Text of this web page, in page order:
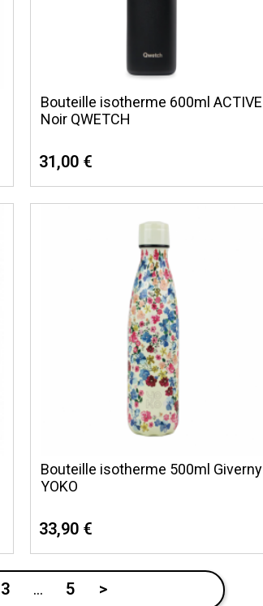
Bouteille isotherme 600ml ACTIVE
Noir QWETCH
31,00 €
Bouteille isotherme 500ml Giverny
YOKO
33,90 €
3 … 5 >